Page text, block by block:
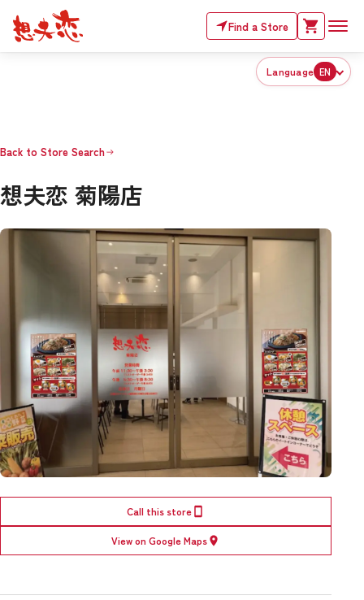
Find a Store
Language EN
Back to Store Search
想夫恋 菊陽店
Call this store
View on Google Maps